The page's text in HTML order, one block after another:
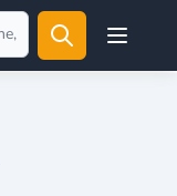
Open